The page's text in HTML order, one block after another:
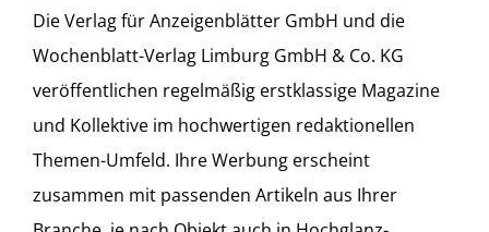
Die Verlag für Anzeigenblätter GmbH und die
Wochenblatt-Verlag Limburg GmbH & Co. KG
veröffentlichen regelmäßig erstklassige Magazine
und Kollektive im hochwertigen redaktionellen
Themen-Umfeld. Ihre Werbung erscheint
zusammen mit passenden Artikeln aus Ihrer